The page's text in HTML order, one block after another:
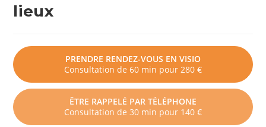
lieux
PRENDRE RENDEZ-VOUS EN VISIO
Consultation de 60 min pour 280 €
ÊTRE RAPPELÉ PAR TÉLÉPHONE
Consultation de 30 min pour 140 €